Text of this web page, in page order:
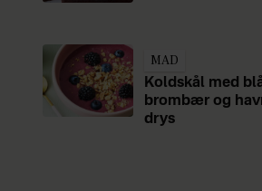
MAD
Koldskål med
brombær og
drys